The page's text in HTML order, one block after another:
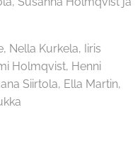
Nella Kurkela, Iiris
Holmqvist, Henni
Siirtola, Ella Martin,